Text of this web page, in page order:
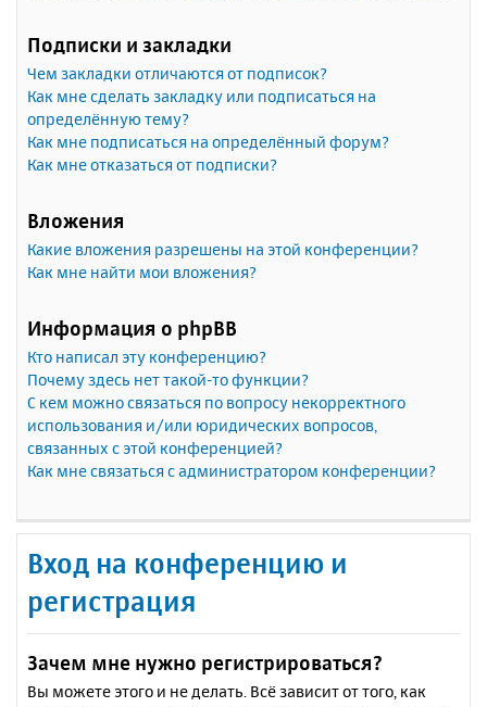
Подписки и закладки
Чем закладки отличаются от подписок?
Как мне сделать закладку или подписаться на
определённую тему?
Как мне подписаться на определённый форум?
Как мне отказаться от подписки?
Вложения
Какие вложения разрешены на этой конференции?
Как мне найти мои вложения?
Информация о phpBB
Кто написал эту конференцию?
Почему здесь нет такой-то функции?
С кем можно связаться по вопросу некорректного
использования и/или юридических вопросов,
связанных с этой конференцией?
Как мне связаться с администратором конференции?
Вход на конференцию и
регистрация
Зачем мне нужно регистрироваться?
Вы можете этого и не делать. Всё зависит от того, как